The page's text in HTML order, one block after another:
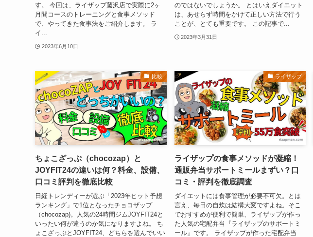
す。 今回は、ライザップ藤沢店で実際に2ヶ
月間コースのトレーニングと食事メソッド
で、やってきた食事法をご紹介します。 ラ
イ...
2023年6月10日
のではないでしょうか。 とはいえダイエット
は、あせらず時間をかけて正しい方法で行う
ことが、とても重要です。 この記事で...
2023年3月31日
比較
ちょこざっぷ（chocozap）と
JOYFIT24の違いは何？料金、設備、
口コミ評判を徹底比較
日経トレンディーが選ぶ「2023年ヒット予想
ランキング」で1位となったチョコザップ
（chocozap)。人気の24時間ジムJOYFIT24と
いったい何が違うのか気になりますよね。 ち
ょこざっぷとJOYFIT24、どちらを選んでいい
ライザップ
ライザップの食事メソッドが凝縮！
通販弁当サポートミールまずい？口
コミ・評判を徹底調査
ダイエットには食事管理が必要不可欠。とは
言え、毎日の自炊は結構大変ですよね。そこ
でおすすめが便利で簡単、ライザップが作っ
た人気の宅配弁当『ライザップのサポートミ
ール』です。 ライザップが作った宅配弁当